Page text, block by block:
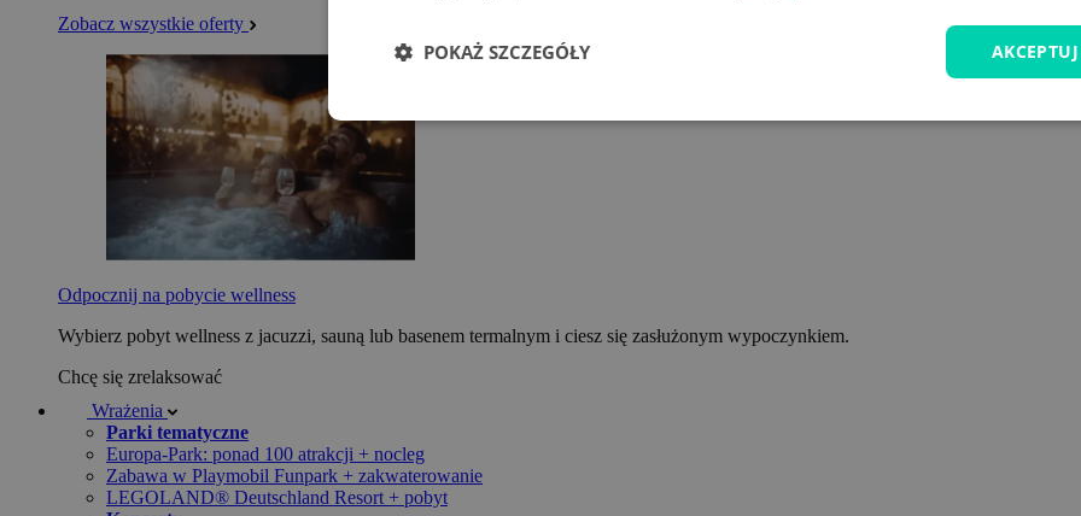
Zobacz wszystkie oferty
Odpocznij na pobycie wellness
Wybierz pobyt wellness z jacuzzi, sauną lub basenem termalnym i ciesz się zasłużonym wypoczynkiem.
Chcę się zrelaksować
Wrażenia
Parki tematyczne
Europa-Park: ponad 100 atrakcji + nocleg
Zabawa w Playmobil Funpark + zakwaterowanie
LEGOLAND® Deutschland Resort + pobyt
POKAŻ SZCZEGÓŁY